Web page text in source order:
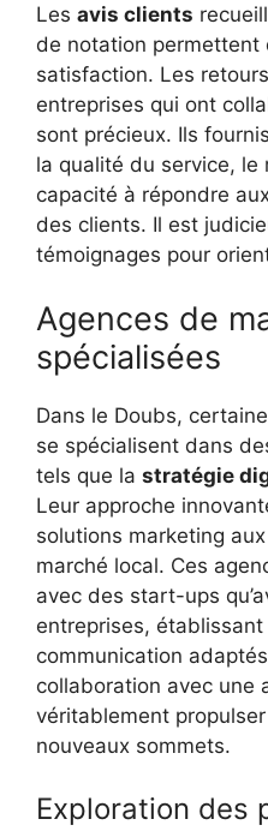
Les avis clients
de notation permettent
satisfaction. Les
entreprises qui ont
sont précieux. Ils
la qualité du service,
capacité à répondre
des clients. Il est
témoignages pour
Agences de
spécialisées
Dans le Doubs,
se spécialisent dans
tels que la stratégie
Leur approche
solutions marketing
marché local. Ces
avec des start-ups
entreprises,
communication
collaboration avec une
véritablement
nouveaux sommets.
Exploration des